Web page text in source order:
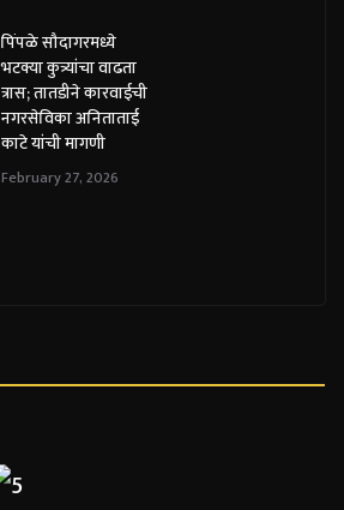
पिंपळे सौदागरमध्ये
भटक्या कुत्र्यांचा वाढता
त्रास; तातडीने कारवाईची
नगरसेविका अनिताताई
काटे यांची मागणी
February 27, 2026